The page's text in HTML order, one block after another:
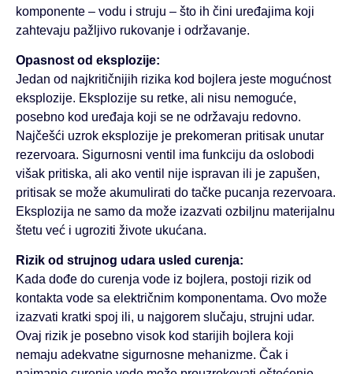
komponente – vodu i struju – što ih čini uređajima koji
zahtevaju pažljivo rukovanje i održavanje.
Opasnost od eksplozije:
Jedan od najkritičnijih rizika kod bojlera jeste mogućnost
eksplozije. Eksplozije su retke, ali nisu nemoguće,
posebno kod uređaja koji se ne održavaju redovno.
Najčešći uzrok eksplozije je prekomeran pritisak unutar
rezervoara. Sigurnosni ventil ima funkciju da oslobodi
višak pritiska, ali ako ventil nije ispravan ili je zapušen,
pritisak se može akumulirati do tačke pucanja rezervoara.
Eksplozija ne samo da može izazvati ozbiljnu materijalnu
štetu već i ugroziti živote ukućana.
Rizik od strujnog udara usled curenja:
Kada dođe do curenja vode iz bojlera, postoji rizik od
kontakta vode sa električnim komponentama. Ovo može
izazvati kratki spoj ili, u najgorem slučaju, strujni udar.
Ovaj rizik je posebno visok kod starijih bojlera koji
nemaju adekvatne sigurnosne mehanizme. Čak i